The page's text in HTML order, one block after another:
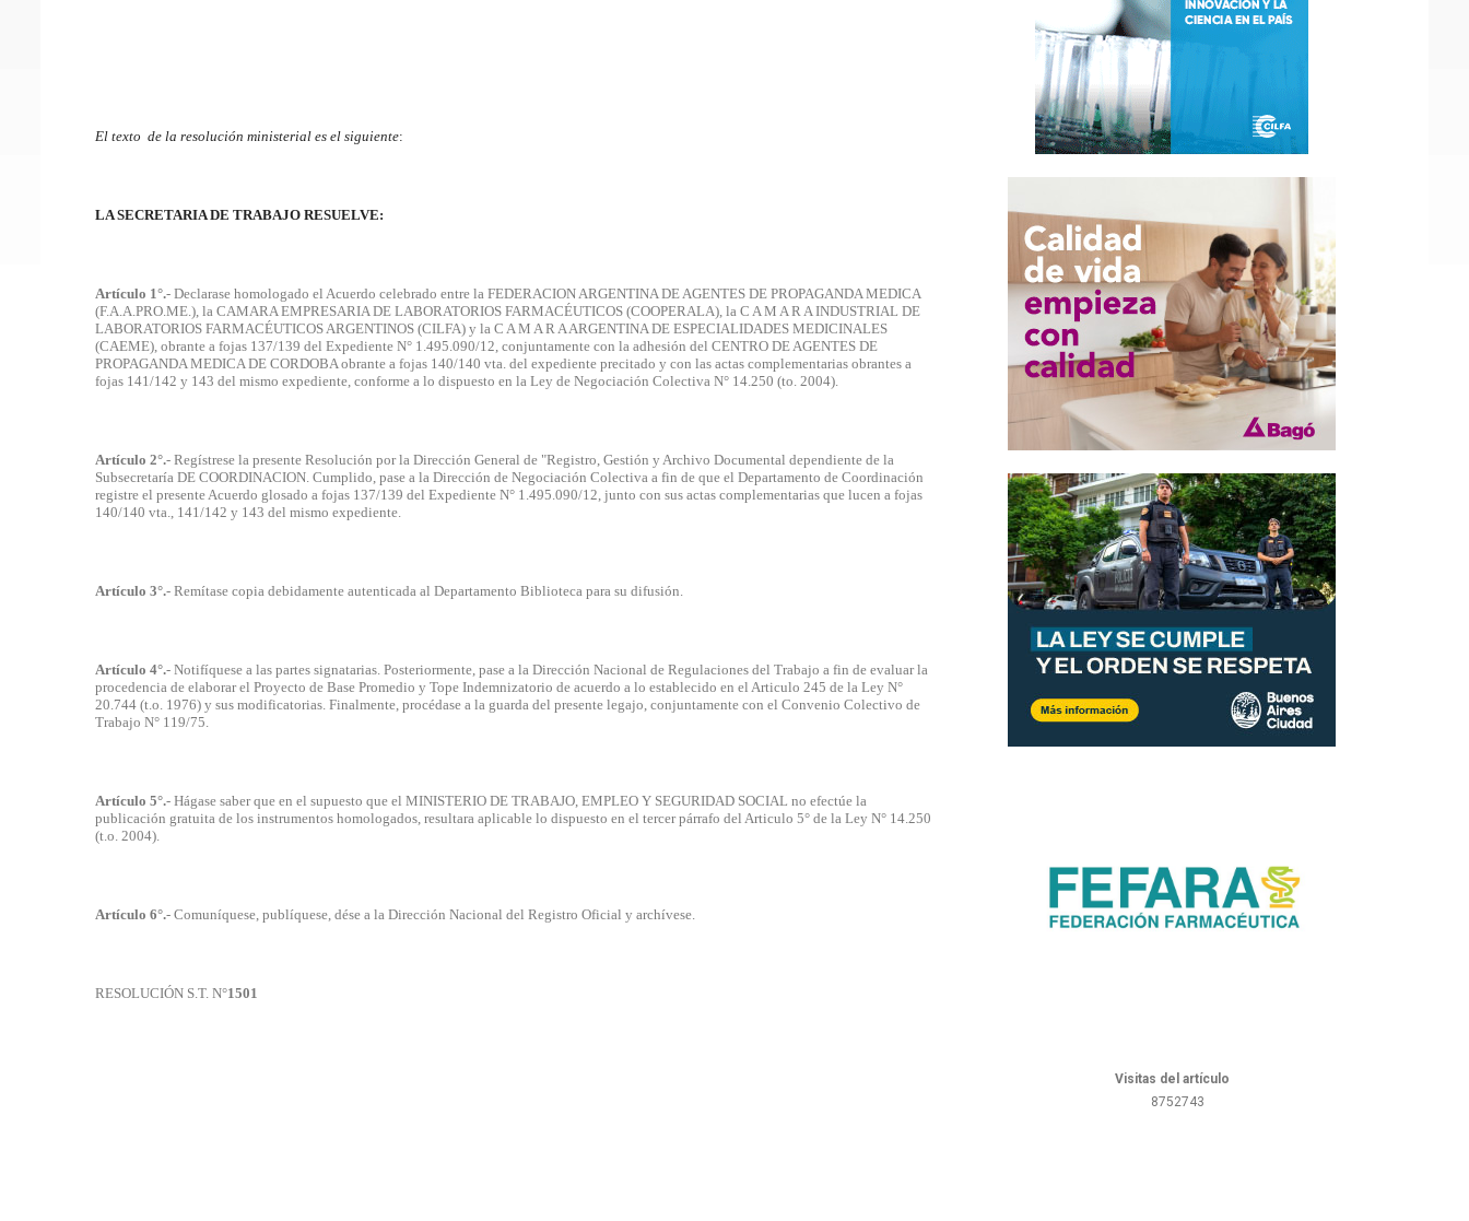
El texto de la resolución ministerial es el siguiente:
LA SECRETARIA DE TRABAJO RESUELVE:
Artículo 1°.- Declarase homologado el Acuerdo celebrado entre la FEDERACION ARGENTINA DE AGENTES DE PROPAGANDA MEDICA
(F.A.A.PRO.ME.), la CAMARA EMPRESARIA DE LABORATORIOS FARMACÉUTICOS (COOPERALA), la C A M A R A INDUSTRIAL DE
LABORATORIOS FARMACÉUTICOS ARGENTINOS (CILFA) y la C A M A R A ARGENTINA DE ESPECIALIDADES MEDICINALES
(CAEME), obrante a fojas 137/139 del Expediente N° 1.495.090/12, conjuntamente con la adhesión del CENTRO DE AGENTES DE
PROPAGANDA MEDICA DE CORDOBA obrante a fojas 140/140 vta. del expediente precitado y con las actas complementarias obrantes a
fojas 141/142 y 143 del mismo expediente, conforme a lo dispuesto en la Ley de Negociación Colectiva N° 14.250 (to. 2004).
Artículo 2°.- Regístrese la presente Resolución por la Dirección General de "Registro, Gestión y Archivo Documental dependiente de la
Subsecretaría DE COORDINACION. Cumplido, pase a la Dirección de Negociación Colectiva a fin de que el Departamento de Coordinación
registre el presente Acuerdo glosado a fojas 137/139 del Expediente N° 1.495.090/12, junto con sus actas complementarias que lucen a fojas
140/140 vta., 141/142 y 143 del mismo expediente.
Artículo 3°.- Remítase copia debidamente autenticada al Departamento Biblioteca para su difusión.
Artículo 4°.- Notifíquese a las partes signatarias. Posteriormente, pase a la Dirección Nacional de Regulaciones del Trabajo a fin de evaluar la
procedencia de elaborar el Proyecto de Base Promedio y Tope Indemnizatorio de acuerdo a lo establecido en el Articulo 245 de la Ley N°
20.744 (t.o. 1976) y sus modificatorias. Finalmente, procédase a la guarda del presente legajo, conjuntamente con el Convenio Colectivo de
Trabajo N° 119/75.
Artículo 5°.- Hágase saber que en el supuesto que el MINISTERIO DE TRABAJO, EMPLEO Y SEGURIDAD SOCIAL no efectúe la
publicación gratuita de los instrumentos homologados, resultara aplicable lo dispuesto en el tercer párrafo del Articulo 5° de la Ley N° 14.250
(t.o. 2004).
Artículo 6°.- Comuníquese, publíquese, dése a la Dirección Nacional del Registro Oficial y archívese.
RESOLUCIÓN S.T. N°1501
Visitas del artículo
8752743